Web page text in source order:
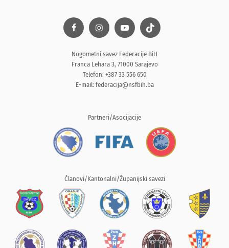
Nogometni savez Federacije BiH
Franca Lehara 3, 71000 Sarajevo
Telefon: +387 33 556 650
E-mail: federacija@nsfbih.ba
Partneri/Asocijacije
Članovi/Kantonalni/Županijski savezi